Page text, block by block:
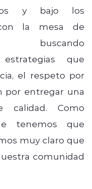
y bajo los
la mesa de
buscando
que
el respeto por
por entregar una
calidad. Como
tenemos que
muy claro que
comunidad